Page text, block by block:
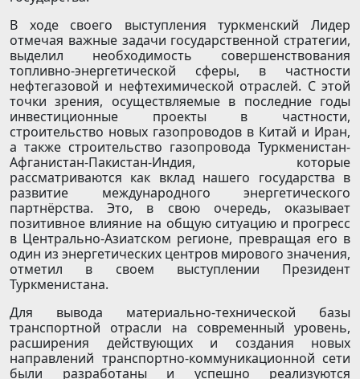
В ходе своего выступления туркменский Лидер
отмечая важные задачи государственной стратегии,
выделил необходимость совершенствования
топливно-энергетической сферы, в частности
нефтегазовой и нефтехимической отраслей. С этой
точки зрения, осуществляемые в последние годы
инвестиционные проекты в частности,
строительство новых газопроводов в Китай и Иран,
а также строительство газопровода Туркменистан-
Афганистан-Пакистан-Индия, которые
рассматриваются как вклад нашего государства в
развитие международного энергетического
партнёрства. Это, в свою очередь, оказывает
позитивное влияние на общую ситуацию и прогресс
в Центрально-Азиатском регионе, превращая его в
один из энергетических центров мирового значения,
отметил в своем выступлении Президент
Туркменистана.
Для вывода материально-технической базы
транспортной отрасли на современный уровень,
расширения действующих и создания новых
направлений транспортно-коммуникационной сети
были разработаны и успешно реализуются